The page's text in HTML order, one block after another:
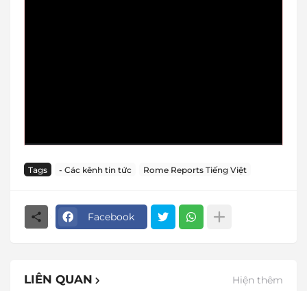
Tags - Các kênh tin tức Rome Reports Tiếng Việt
Facebook
LIÊN QUAN Hiện thêm